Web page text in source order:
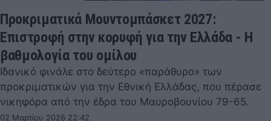
Προκριματικά Μουντομπάσκετ 2027:
Επιστροφή στην κορυφή για την Ελλάδα - Η
βαθμολογία του ομίλου
Ιδανικό φινάλε στο δεύτερο «παράθυρο» των
προκριματικών για την Εθνική Ελλάδας, που πέρασε
νικηφόρα από την έδρα του Μαυροβουνίου 79-65.
02 Μαρτίου 2026 22:42